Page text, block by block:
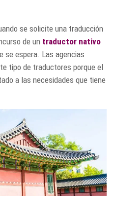
se solicite una traducción
de un traductor nativo
se espera. Las agencias
tipo de traductores porque el
a las necesidades que tiene